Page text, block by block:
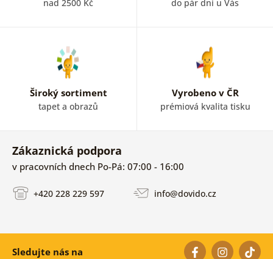
nad 2500 Kč do pár dní u Vás
Široký sortiment
tapet a obrazů
Vyrobeno v ČR
prémiová kvalita tisku
Zákaznická podpora
v pracovních dnech Po-Pá: 07:00 - 16:00
+420 228 229 597 info@dovido.cz
Sledujte nás na